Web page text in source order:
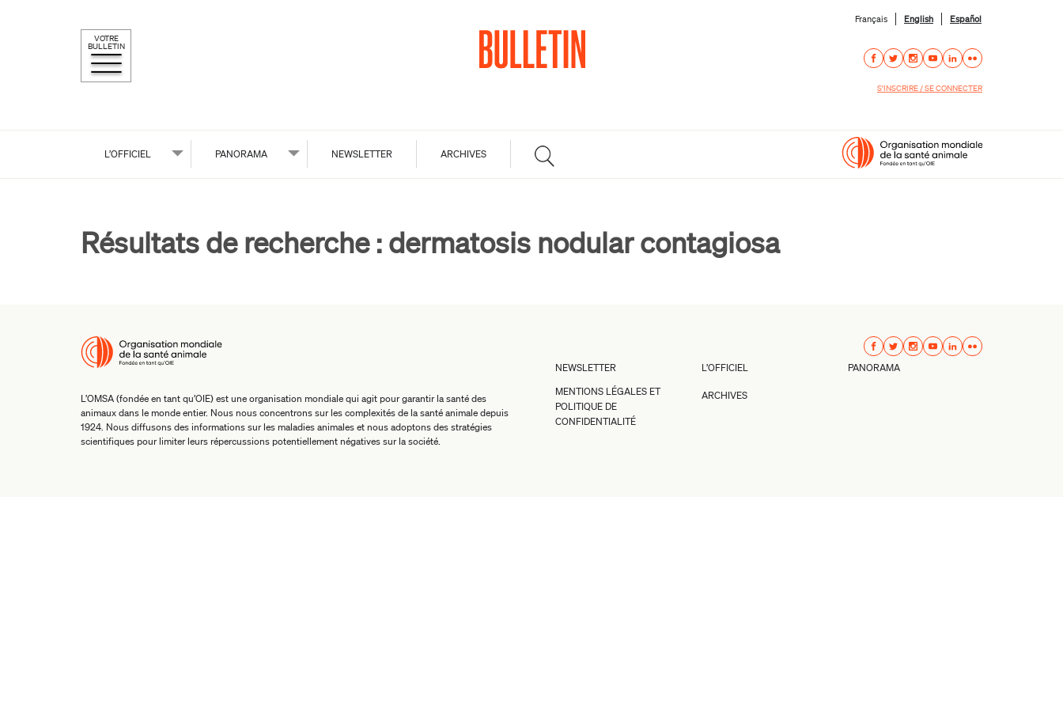
VOTRE
BULLETIN
Français English Español
S'INSCRIRE / SE CONNECTER
L’OFFICIEL PANORAMA NEWSLETTER ARCHIVES
Résultats de recherche : dermatosis nodular contagiosa
L’OMSA (fondée en tant qu’OIE) est une organisation mondiale qui agit pour garantir la santé des
animaux dans le monde entier. Nous nous concentrons sur les complexités de la santé animale depuis
1924. Nous diffusons des informations sur les maladies animales et nous adoptons des stratégies
scientifiques pour limiter leurs répercussions potentiellement négatives sur la société.
NEWSLETTER L’OFFICIEL
PANORAMA
MENTIONS LÉGALES ET
POLITIQUE DE
CONFIDENTIALITÉ
ARCHIVES